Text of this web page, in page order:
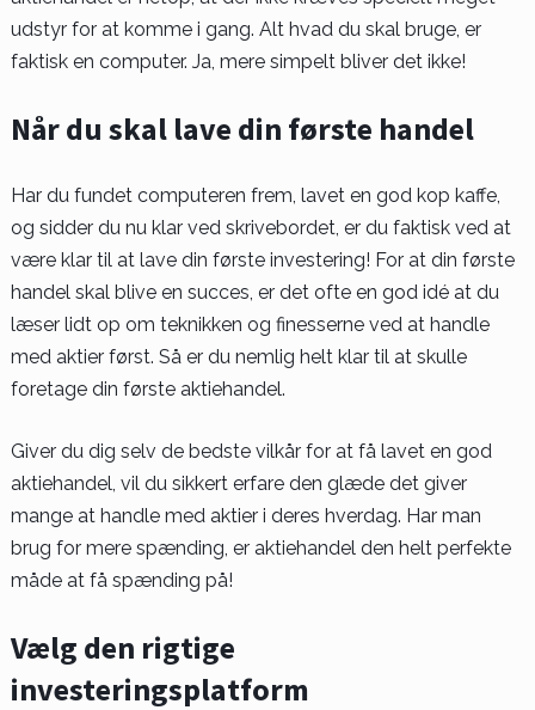
udstyr for at komme i gang. Alt hvad du skal bruge, er
faktisk en computer. Ja, mere simpelt bliver det ikke!
Når du skal lave din første handel
Har du fundet computeren frem, lavet en god kop kaffe,
og sidder du nu klar ved skrivebordet, er du faktisk ved at
være klar til at lave din første investering! For at din første
handel skal blive en succes, er det ofte en god idé at du
læser lidt op om teknikken og finesserne ved at handle
med aktier først. Så er du nemlig helt klar til at skulle
foretage din første aktiehandel.
Giver du dig selv de bedste vilkår for at få lavet en god
aktiehandel, vil du sikkert erfare den glæde det giver
mange at handle med aktier i deres hverdag. Har man
brug for mere spænding, er aktiehandel den helt perfekte
måde at få spænding på!
Vælg den rigtige
investeringsplatform